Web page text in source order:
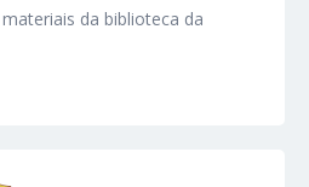
da biblioteca da